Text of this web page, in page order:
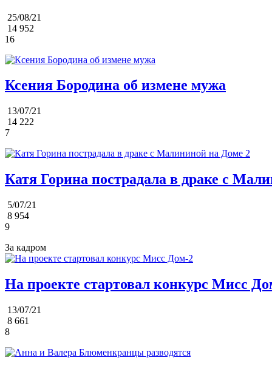
25/08/21
14 952
16
Ксения Бородина об измене мужа
13/07/21
14 222
7
Катя Горина пострадала в драке с
5/07/21
8 954
9
За кадром
На проекте стартовал конкурс Мисс
13/07/21
8 661
8